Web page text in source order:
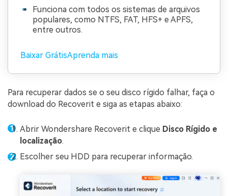
Funciona com todos os sistemas de arquivos
populares, como NTFS, FAT, HFS+ e APFS,
entre outros.
Baixar GrátisAprenda mais
Para recuperar dados se o seu disco rígido falhar, faça o
download do Recoverit e siga as etapas abaixo:
Abrir Wondershare Recoverit e clique Disco Rígido e
localização.
Escolher seu HDD para recuperar informação.